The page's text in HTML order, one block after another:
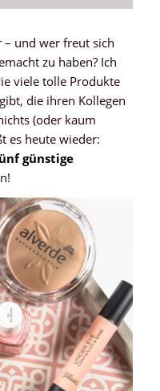
– und wer freut sich
zu haben? Ich
viele tolle Produkte
die ihren Kollegen
(oder kaum
es heute wieder:
günstige